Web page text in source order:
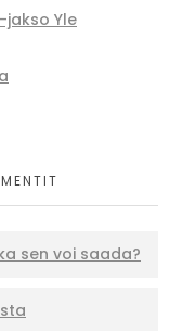
jakso Yle
sen voi saada?